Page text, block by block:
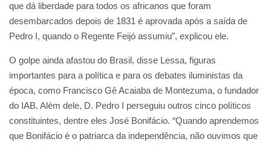
que dá liberdade para todos os africanos que foram
desembarcados depois de 1831 é aprovada após a saída de
Pedro I, quando o Regente Feijó assumiu”, explicou ele.
O golpe ainda afastou do Brasil, disse Lessa, figuras
importantes para a política e para os debates iluministas da
época, como Francisco Gê Acaiaba de Montezuma, o fundador
do IAB. Além dele, D. Pedro I perseguiu outros cinco políticos
constituintes, dentre eles José Bonifácio. “Quando aprendemos
que Bonifácio é o patriarca da independência, não ouvimos que